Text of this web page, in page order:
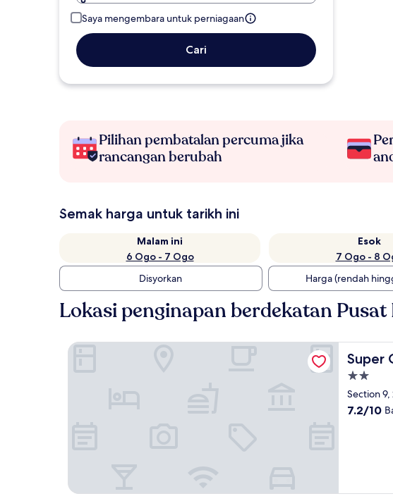
Saya mengembara untuk perniagaan
Cari
Pilihan pembatalan percuma jika
rancangan berubah
Semak harga untuk tarikh ini
Malam ini
6 Ogo - 7 Ogo
Esok
7 Ogo - 8
Disyorkan
Harga (rendah
Lokasi penginapan berdekatan
Super
Super
Hartanah
2.0
bintang
Section 9,
7.2
7.2/10
Super OYO 530 Dd Hotel